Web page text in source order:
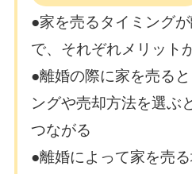
●家を売るタイミング
で、それぞれメリット
●離婚の際に家を売る
ングや売却方法を選ぶ
つながる
●離婚によって家を売